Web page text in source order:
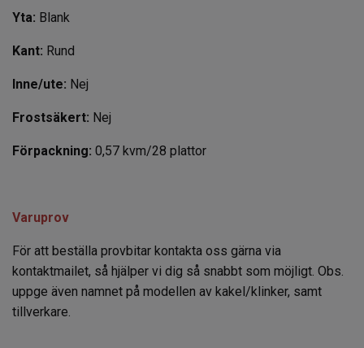
Yta: Blank
Kant: Rund
Inne/ute: Nej
Frostsäkert: Nej
Förpackning: 0,57 kvm/28 plattor
Varuprov
För att beställa provbitar kontakta oss gärna via
kontaktmailet, så hjälper vi dig så snabbt som möjligt. Obs.
uppge även namnet på modellen av kakel/klinker, samt
tillverkare.